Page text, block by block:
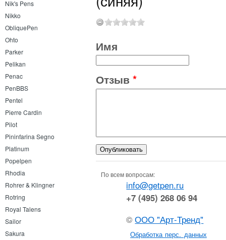
Nik's Pens
Nikko
ObliquePen
Ohto
Parker
Pelikan
Penac
PenBBS
Pentel
Pierre Cardin
Pilot
Pininfarina Segno
Platinum
Popelpen
Rhodia
Rohrer & Klingner
Rotring
Royal Talens
Sailor
Sakura
Имя
Отзыв *
По всем вопросам:
info@getpen.ru
+7 (495) 268 06 94
©ООО "Арт-Тренд"
Обработка перс. данных